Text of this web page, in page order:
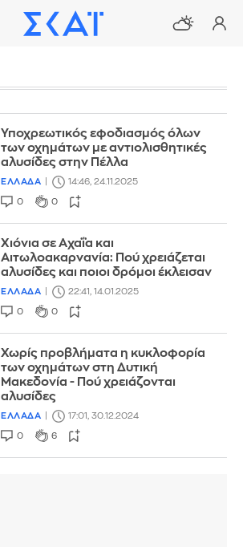
Υποχρεωτικός εφοδιασμός όλων
των οχημάτων με αντιολισθητικές
αλυσίδες στην Πέλλα
ΕΛΛΑΔΑ 14:46, 24.11.2025
0 0
Xιόνια σε Αχαΐα και
Αιτωλοακαρνανία: Πού χρειάζεται
αλυσίδες και ποιοι δρόμοι έκλεισαν
ΕΛΛΑΔΑ 22:41, 14.01.2025
0 0
Χωρίς προβλήματα η κυκλοφορία
των οχημάτων στη Δυτική
Μακεδονία - Πού χρειάζονται
αλυσίδες
ΕΛΛΑΔΑ 17:01, 30.12.2024
0 6